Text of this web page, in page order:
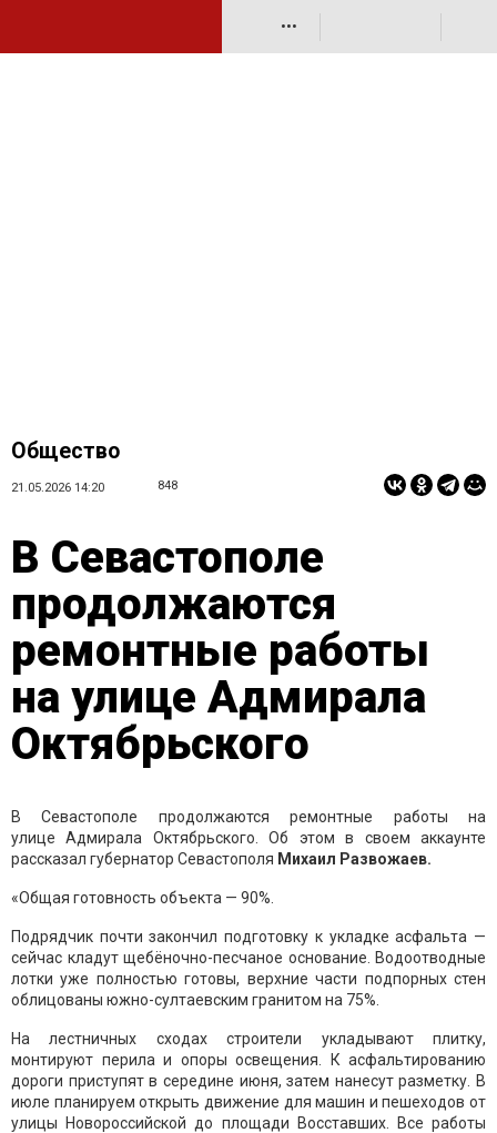
•••
Общество
21.05.2026 14:20 848
В Севастополе
продолжаются
ремонтные работы
на улице Адмирала
Октябрьского
В Севастополе продолжаются ремонтные работы на
улице Адмирала Октябрьского. Об этом в своем аккаунте
рассказал губернатор Севастополя Михаил Развожаев.
«Общая готовность объекта — 90%.
Подрядчик почти закончил подготовку к укладке асфальта —
сейчас кладут щебёночно-песчаное основание. Водоотводные
лотки уже полностью готовы, верхние части подпорных стен
облицованы южно-султаевским гранитом на 75%.
На лестничных сходах строители укладывают плитку,
монтируют перила и опоры освещения. К асфальтированию
дороги приступят в середине июня, затем нанесут разметку. В
июле планируем открыть движение для машин и пешеходов от
улицы Новороссийской до площади Восставших. Все работы